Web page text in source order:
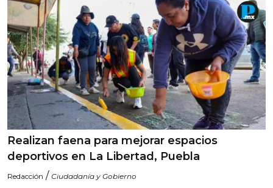
Realizan faena para mejorar espacios
deportivos en La Libertad, Puebla
Redacción / Ciudadanía y Gobierno